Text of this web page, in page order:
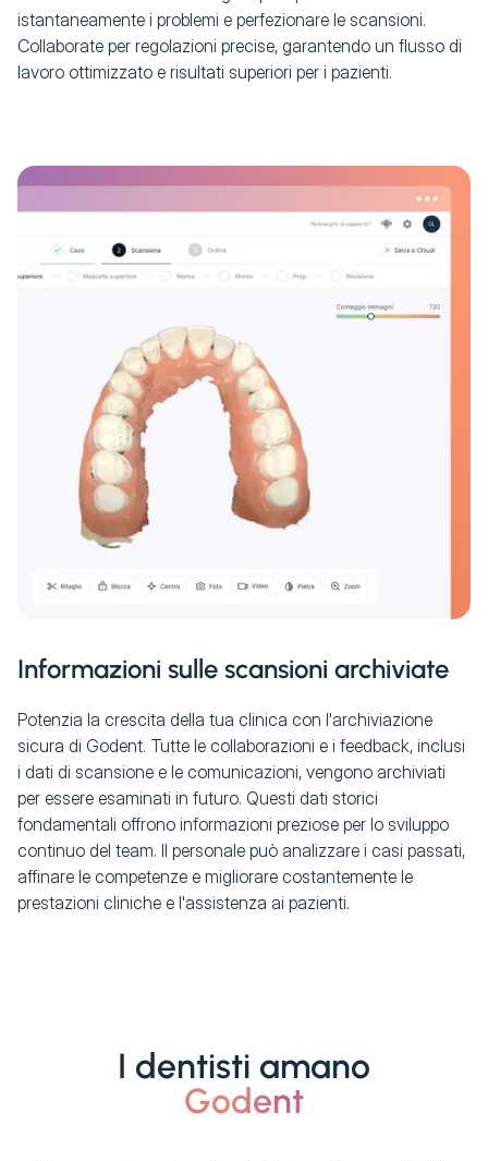
istantaneamente i problemi e perfezionare le scansioni.
Collaborate per regolazioni precise, garantendo un flusso di
lavoro ottimizzato e risultati superiori per i pazienti.
Informazioni sulle scansioni archiviate
Potenzia la crescita della tua clinica con l'archiviazione
sicura di Godent. Tutte le collaborazioni e i feedback, inclusi
i dati di scansione e le comunicazioni, vengono archiviati
per essere esaminati in futuro. Questi dati storici
fondamentali offrono informazioni preziose per lo sviluppo
continuo del team. Il personale può analizzare i casi passati,
affinare le competenze e migliorare costantemente le
prestazioni cliniche e l'assistenza ai pazienti.
I dentisti amano
Godent